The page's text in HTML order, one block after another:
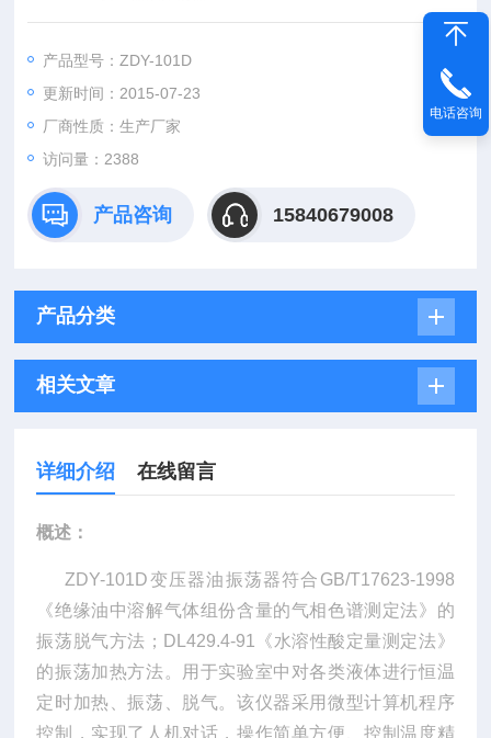
产品型号：ZDY-101D
更新时间：2015-07-23
厂商性质：生产厂家
访问量：2388
产品咨询 15840679008
产品分类
相关文章
详细介绍 在线留言
概述：
ZDY-101D变压器油振荡器符合GB/T17623-1998
《绝缘油中溶解气体组份含量的气相色谱测定法》的
振荡脱气方法；DL429.4-91《水溶性酸定量测定法》
的振荡加热方法。用于实验室中对各类液体进行恒温
定时加热、振荡、脱气。该仪器采用微型计算机程序
控制，实现了人机对话，操作简单方便、控制温度精
电话咨询